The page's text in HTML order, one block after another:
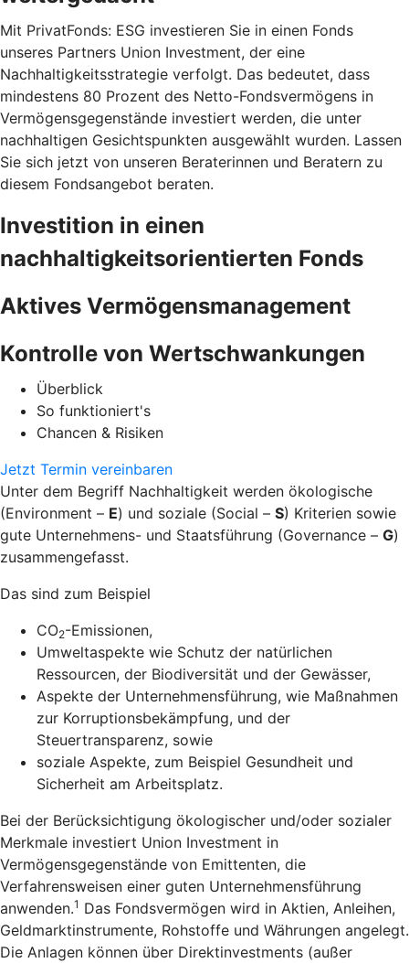
Mit PrivatFonds: ESG investieren Sie in einen Fonds
unseres Partners Union Investment, der eine
Nachhaltigkeitsstrategie verfolgt. Das bedeutet, dass
mindestens 80 Prozent des Netto-Fondsvermögens in
Vermögensgegenstände investiert werden, die unter
nachhaltigen Gesichtspunkten ausgewählt wurden. Lassen
Sie sich jetzt von unseren Beraterinnen und Beratern zu
diesem Fondsangebot beraten.
Investition in einen
nachhaltigkeitsorientierten Fonds
Aktives Vermögensmanagement
Kontrolle von Wertschwankungen
Überblick
So funktioniert's
Chancen & Risiken
Jetzt Termin vereinbaren
Unter dem Begriff Nachhaltigkeit werden ökologische
(Environment – E) und soziale (Social – S) Kriterien sowie
gute Unternehmens- und Staatsführung (Governance – G)
zusammengefasst.
Das sind zum Beispiel
CO2-Emissionen,
Umweltaspekte wie Schutz der natürlichen
Ressourcen, der Biodiversität und der Gewässer,
Aspekte der Unternehmensführung, wie Maßnahmen
zur Korruptionsbekämpfung, und der
Steuertransparenz, sowie
soziale Aspekte, zum Beispiel Gesundheit und
Sicherheit am Arbeitsplatz.
Bei der Berücksichtigung ökologischer und/oder sozialer
Merkmale investiert Union Investment in
Vermögensgegenstände von Emittenten, die
Verfahrensweisen einer guten Unternehmensführung
anwenden.1 Das Fondsvermögen wird in Aktien, Anleihen,
Geldmarktinstrumente, Rohstoffe und Währungen angelegt.
Die Anlagen können über Direktinvestments (außer